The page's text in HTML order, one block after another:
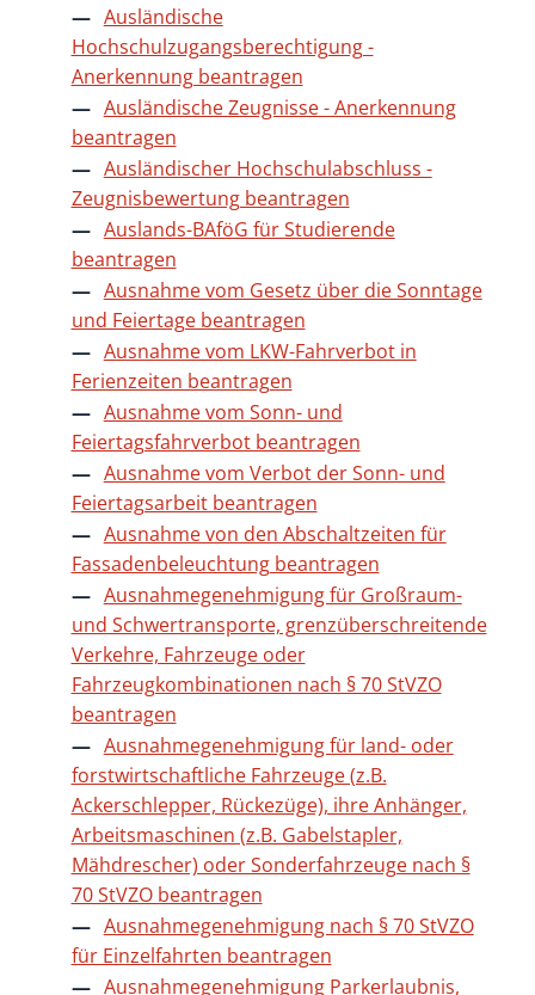
Ausländische
Hochschulzugangsberechtigung -
Anerkennung beantragen
Ausländische Zeugnisse - Anerkennung
beantragen
Ausländischer Hochschulabschluss -
Zeugnisbewertung beantragen
Auslands-BAföG für Studierende
beantragen
Ausnahme vom Gesetz über die Sonntage
und Feiertage beantragen
Ausnahme vom LKW-Fahrverbot in
Ferienzeiten beantragen
Ausnahme vom Sonn- und
Feiertagsfahrverbot beantragen
Ausnahme vom Verbot der Sonn- und
Feiertagsarbeit beantragen
Ausnahme von den Abschaltzeiten für
Fassadenbeleuchtung beantragen
Ausnahmegenehmigung für Großraum-
und Schwertransporte, grenzüberschreitende
Verkehre, Fahrzeuge oder
Fahrzeugkombinationen nach § 70 StVZO
beantragen
Ausnahmegenehmigung für land- oder
forstwirtschaftliche Fahrzeuge (z.B.
Ackerschlepper, Rückezüge), ihre Anhänger,
Arbeitsmaschinen (z.B. Gabelstapler,
Mähdrescher) oder Sonderfahrzeuge nach §
70 StVZO beantragen
Ausnahmegenehmigung nach § 70 StVZO
für Einzelfahrten beantragen
Ausnahmegenehmigung Parkerlaubnis,